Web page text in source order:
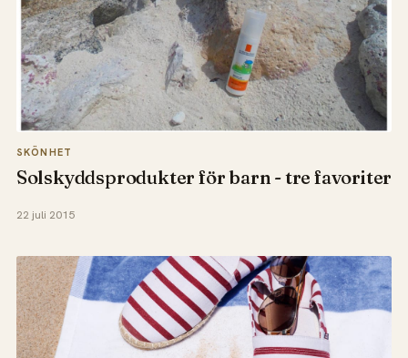
SKÖNHET
Solskyddsprodukter för barn - tre favoriter
22 juli 2015